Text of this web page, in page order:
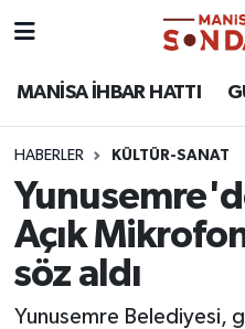
MANİSA İHBAR HATTI
HABERLER KÜLTÜR-SANAT
Açık
söz aldı
Yunusemre Belediyesi,
ASAYİŞ
KÜLTÜR-SANAT
MAGAZİN
MANİSA'DA TRAFİK
Hava Durumu
Puan Durumu ve
Tüm Manşetler
Son Dakika Haberleri